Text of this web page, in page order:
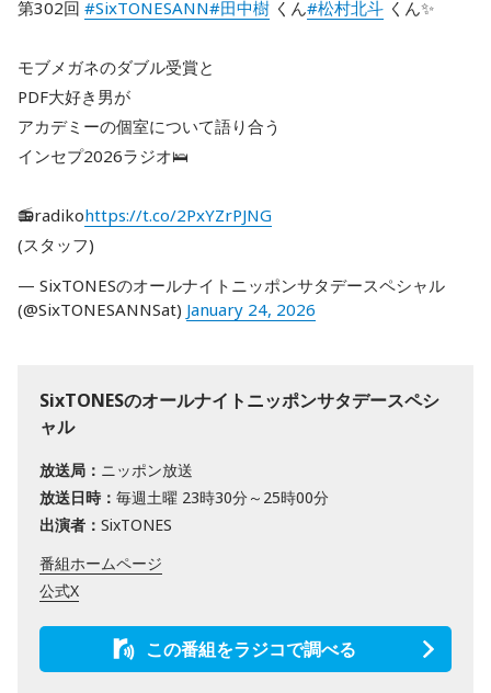
第302回 #SixTONESANN#田中樹 くん#松村北斗 くん✨
モブメガネのダブル受賞と
PDF大好き男が
アカデミーの個室について語り合う
インセプ2026ラジオ🛌
📻radikohttps://t.co/2PxYZrPJNG
(スタッフ)
— SixTONESのオールナイトニッポンサタデースペシャル
(@SixTONESANNSat) January 24, 2026
SixTONESのオールナイトニッポンサタデースペシ
ャル
放送局： ニッポン放送
放送日時： 毎週土曜 23時30分～25時00分
出演者： SixTONES
番組ホームページ
公式X
この番組をラジコで調べる